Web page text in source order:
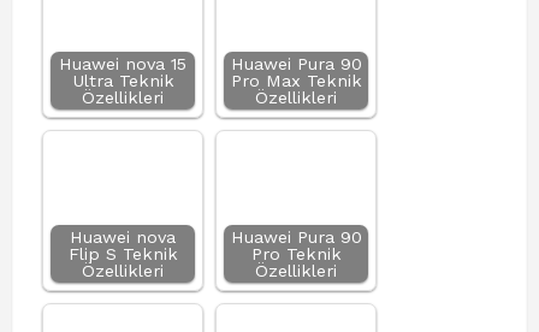
Huawei nova 15
Ultra Teknik
Özellikleri
Huawei Pura 90
Pro Max Teknik
Özellikleri
Huawei nova
Flip S Teknik
Özellikleri
Huawei Pura 90
Pro Teknik
Özellikleri